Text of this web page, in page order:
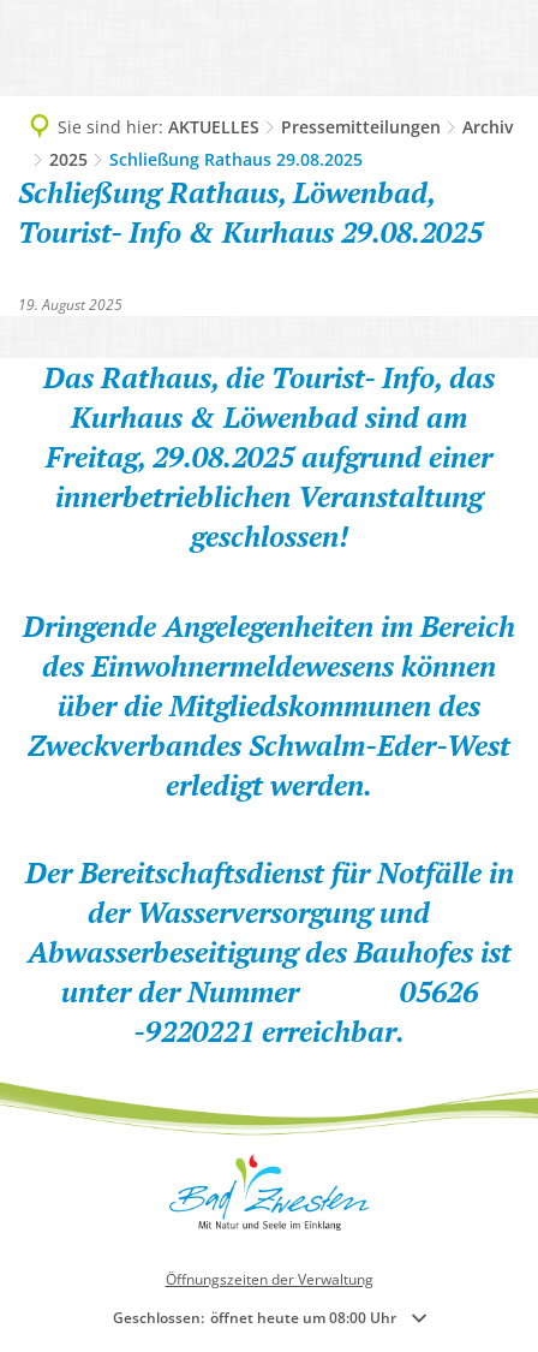
Imagefilm
Informationsbroschüre Neubürger
Ortsteile & Ortsplan
Freizeit und Aktiv
Gesundheit und Kur
Kultur und Veranstaltung
Unterkunft buchen
Ansprechpersonen
Dienstleistungen A-Z
Finanzen der Gemeinde
Politik
Satzungen
Schwalm-Eder-West
AWO-Altenzentrum
Bauplätze, Bodenrichtwerte,
Gemeindliche Einrichtungen
Gemeinwesenarbeit
Gesundheit
Kindergärten, Tagesmütter
Kleiderkammer "Aus 2ter Hand"
Schulen
Seniorenarbeit, Gemeindepflegerin
Umwelt
Vorteile für Ehrenamts-Card Inhaber
Wichtige Rufnummern
Lokale Helden - Gewerbe-Netzwerk
Gewerbegebiet, Gewerbeverzeichnis
Unternehmensnachfolge & Gründung
AKTUELLES
Amtliche Bekanntmachungen
Pressemitteilungen
Stellenausschreibungen
Veranstaltungskalender
Verbotszonen Cannabis
Sie sind hier: AKTUELLES Pressemitteilungen
Archiv
2025
Schließung Rathaus 29.08.2025
Schließung Rathaus, Löwenbad,
Tourist- Info & Kurhaus 29.08.2025
19. August 2025
Das Rathaus, die Tourist- Info, das
Kurhaus & Löwenbad sind am
Freitag, 29.08.2025aufgrund einer
innerbetrieblichen Veranstaltung
geschlossen!
Dringende Angelegenheiten im Bereich
des Einwohnermeldewesens können
über die Mitgliedskommunen des
Zweckverbandes Schwalm-Eder-West
erledigt werden.
Der Bereitschaftsdienst für Notfälle in
der Wasserversorgung und
Abwasserbeseitigung des Bauhofes ist
unter der Nummer 05626
-9220221 erreichbar.
Öffnungszeiten der Verwaltung
Klicken, um weitere Öffnungs- oder Schließzeiten auszublenden
Geschlossen: öffnet heute um 08:00 Uhr